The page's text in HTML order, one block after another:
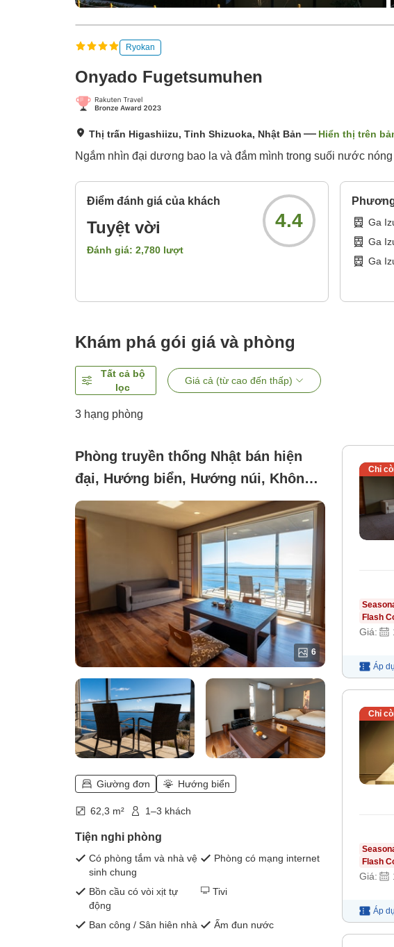
Ryokan
Onyado Fugetsumuhen
Thị trấn Higashiizu, Tỉnh Shizuoka, Nhật Bản Hiển thị trên
Ngắm nhìn đại dương bao la và đắm mình trong suối nước
Điểm đánh giá của khách
Tuyệt vời
Đánh giá: 2,780 lượt
4.4 Ga
Ga
Ga
Khám phá gói giá và phòng
Tất cả bộ
lọc
Giá cả (từ cao đến thấp)
3 hạng phòng
Phòng truyền thống Nhật bán hiện
đại, Hướng biển, Hướng núi, Không
yêu cầu (Phòng tầng 1 của biệt thự
riêng biệt có kèm bồn tắm ngoài trời)
6
Giường đơn Hướng biển
62,3 m² 1–3 khách
Tiện nghi phòng
Có phòng tắm và nhà vệ
sinh chung
Phòng có mạng internet
Bồn cầu có vòi xịt tự
động
Tivi
Ban công / Sân hiên nhà Ấm đun nước
Chỉ
Flash
Giá:
Áp
Chỉ
Flash
Giá:
Áp